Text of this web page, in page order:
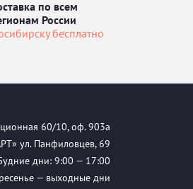
по всем
России
бесплатно
60/10, оф. 903а
ул. Панфиловцев, 69
дни: 9:00 — 17:00
— выходные дни